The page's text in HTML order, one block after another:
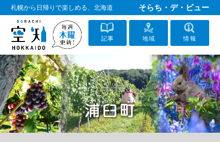
札幌から日帰りで楽しめる、北海道 そらち・デ・ビュー
記事 地域 情報